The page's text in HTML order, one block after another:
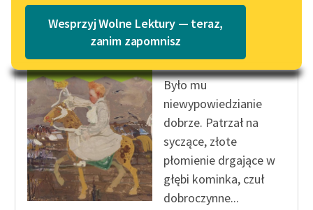
Lektury szkolne i klasyka
literatury do słuchania dla
uczennic i uczniów z
niepełnosprawnościami
E-kolekcja lektur
szkolnych i literatury do
słuchania dla uczennic i
uczniów z
Katalog w formacie PDF
Wesprzyj Wolne Lektury — teraz,
zanim zapomnisz
Zofia Żurakowska
Skarby
Było mu
niewypowiedzianie
dobrze. Patrzał na
syczące, złote
płomienie drgające w
głębi kominka, czuł
dobroczynne...